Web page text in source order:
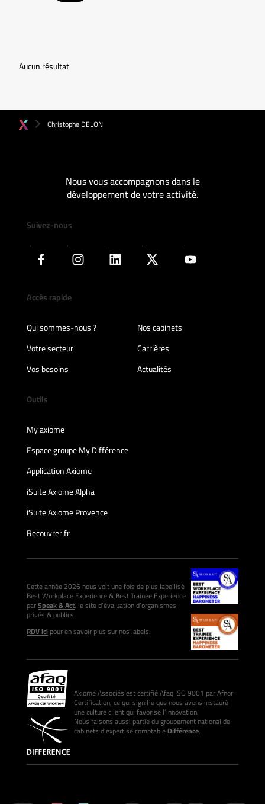
Aucun résultat
Christophe DELON
Nous vous accompagnons dans le
développement de votre activité.
Suivez-nous
Accès rapide
Qui sommes-nous ?
Nos cabinets
Votre secteur
Carrières
Vos besoins
Actualités
Outils
My axiome
Espace groupe My Différence
Application Axiome
iSuite Axiome Alpha
iSuite Axiome Provence
Recouvrer.fr
Cette année 2026 nous voit une fois de plus labellisé
Best Workplace Experience & Best Trainee Experience
parSpeak & Act, le site d’évaluation d’organismes
privés & publics.
RDV icipour en savoir plus sur nos labels.
Axiome Associés est certifié Afaq ISO 9001 par Afnor
Certification, ce qui signifie que nous avons instauré
une culture client qui favorise l’innovation.
Nous faisons aussi partie du groupement national de
cabinets d’expertise comptableDifférence.